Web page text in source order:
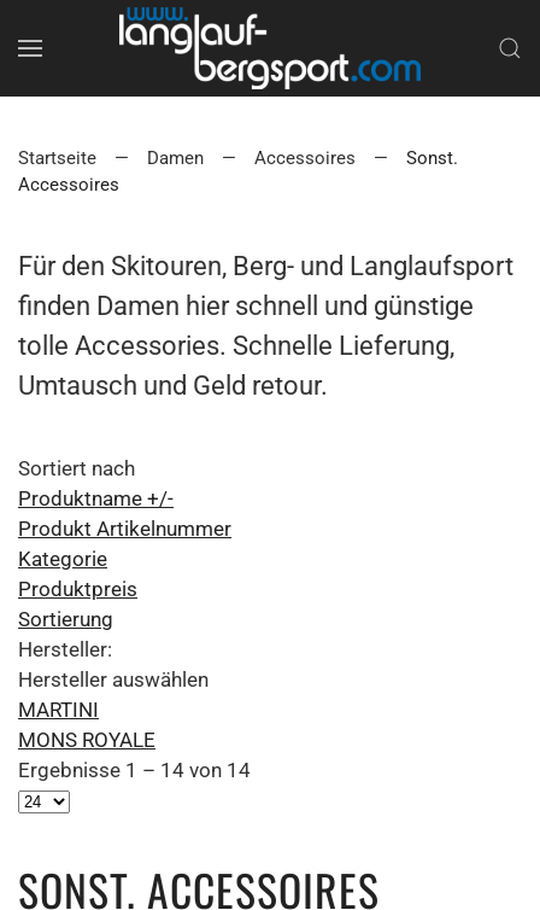
Startseite Damen Accessoires
Sonst.
Accessoires
Für den Skitouren, Berg- und Langlaufsport
finden Damen hier schnell und günstige
tolle Accessories. Schnelle Lieferung,
Umtausch und Geld retour.
Sortiert nach
Produktname +/-
Produkt Artikelnummer
Kategorie
Produktpreis
Sortierung
Hersteller:
Hersteller auswählen
MARTINI
MONS ROYALE
Ergebnisse 1 – 14 von 14
SONST. ACCESSOIRES